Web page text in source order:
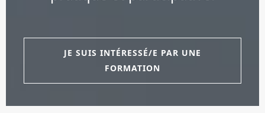
JE SUIS INTÉRESSÉ/E PAR UNE
FORMATION